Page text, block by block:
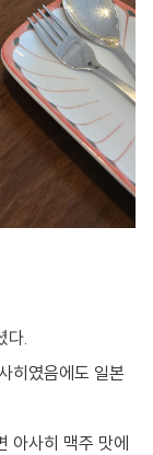
다.
히였음에도 일본
아사히 맥주 맛에